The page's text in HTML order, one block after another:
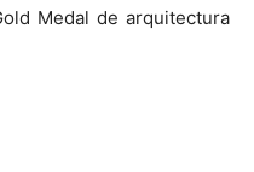
Medal de arquitectura